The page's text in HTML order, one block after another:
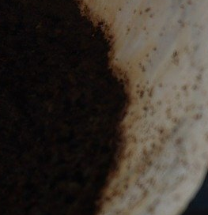
て下さいね！